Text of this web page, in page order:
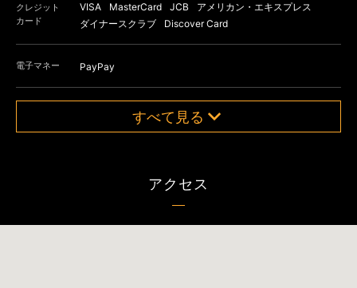
クレジット
カード
VISA MasterCard JCB
アメリカン・エキスプレス
ダイナースクラブ
Discover Card
電子マネー PayPay
すべて見る
アクセス